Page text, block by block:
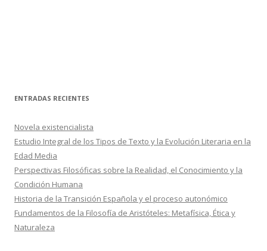
ENTRADAS RECIENTES
Novela existencialista
Estudio Integral de los Tipos de Texto y la Evolución Literaria en la
Edad Media
Perspectivas Filosóficas sobre la Realidad, el Conocimiento y la
Condición Humana
Historia de la Transición Española y el proceso autonómico
Fundamentos de la Filosofía de Aristóteles: Metafísica, Ética y
Naturaleza